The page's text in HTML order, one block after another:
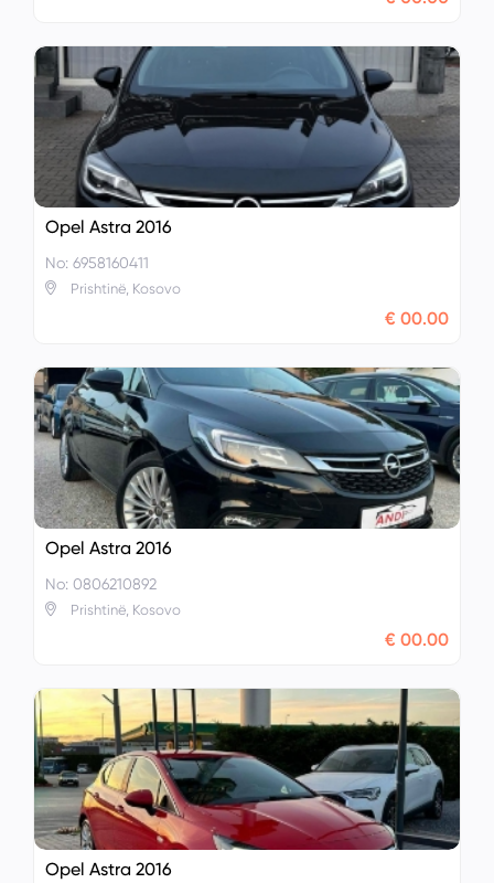
Opel Astra 2016
No: 6958160411
Prishtinë, Kosovo
€ 00.00
Opel Astra 2016
No: 0806210892
Prishtinë, Kosovo
€ 00.00
Opel Astra 2016